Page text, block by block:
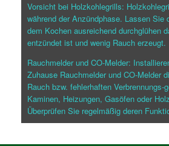
Vorsicht bei Holzkohlegrills:
während der Anzündphase. Lassen Sie
dem Kochen ausreichend durchglühen
entzündet ist und wenig Rauch erzeugt.
Rauchmelder und CO-Melder:
Zuhause Rauchmelder und CO-Melder
Rauch bzw. fehlerhaften Verbrennungs-
Kaminen, Heizungen, Gasöfen oder
Überprüfen Sie regelmäßig deren